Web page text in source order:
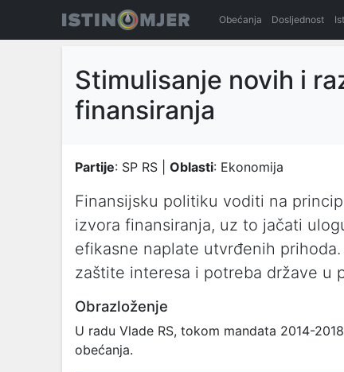
Obećanja Dosljednost
Stimulisanje novih i
finansiranja
Partije: SP RS | Oblasti: Ekonomija
Finansijsku politiku voditi na
izvora finansiranja, uz to jačati
efikasne naplate utvrđenih
zaštite interesa i potreba države u
Obrazloženje
U radu Vlade RS, tokom mandata 2014-
obećanja.